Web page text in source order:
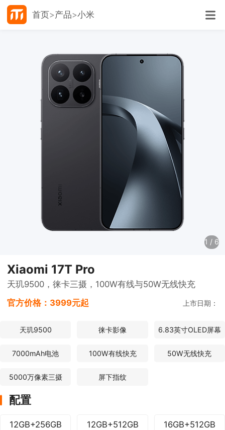
首页 产品 小米
1 / 6
Xiaomi 17T Pro
天玑9500，徕卡三摄，100W有线与50W无线快充
官方价格： 3999元起 上市日期：
天玑9500 徕卡影像 6.83英寸OLED屏幕
7000mAh电池 100W有线快充 50W无线快充
5000万像素三摄 屏下指纹
配置
12GB+256GB 12GB+512GB 16GB+512GB